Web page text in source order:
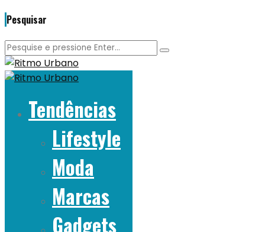
Pesquisar
Tendências
Lifestyle
Moda
Marcas
Gadgets